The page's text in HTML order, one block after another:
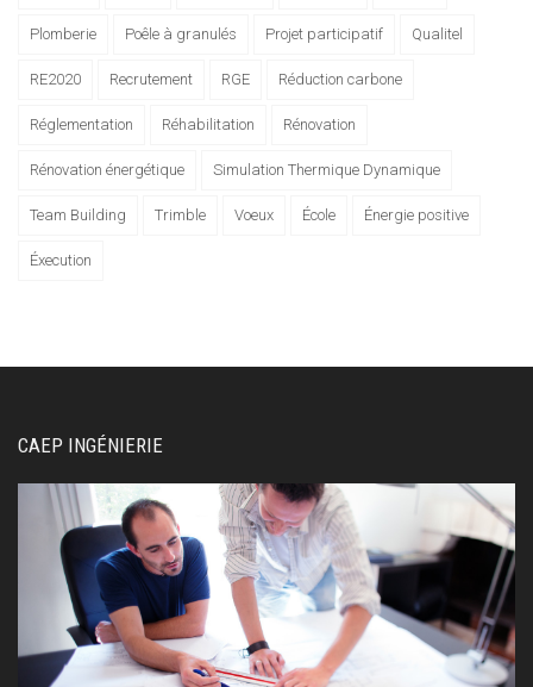
Plomberie Poêle à granulés Projet participatif Qualitel
RE2020 Recrutement RGE Réduction carbone
Réglementation Réhabilitation Rénovation
Rénovation énergétique Simulation Thermique Dynamique
Team Building Trimble Voeux École Énergie positive
Éxecution
CAEP INGÉNIERIE